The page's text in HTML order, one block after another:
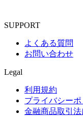
SUPPORT
よくある質問
お問い合わせ
Legal
利用規約
プライバシー
金融商品取引